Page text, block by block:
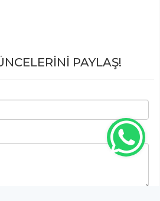
PAYLAŞ!